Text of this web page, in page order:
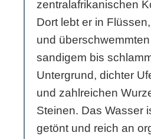
zentralafrikanischen
Dort lebt er in
und
sandigem bis
Untergrund, dichter
und zahlreichen
Steinen. Das Wasser
getönt und reich an